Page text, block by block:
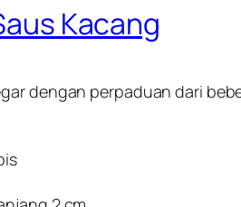
Kacang
dengan perpaduan dari